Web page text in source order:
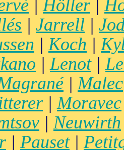
| Höller |
| Jarrell |
| Koch |
| Lenot|
| Malec
| Moravec
| Neuwirth
| Pauset|